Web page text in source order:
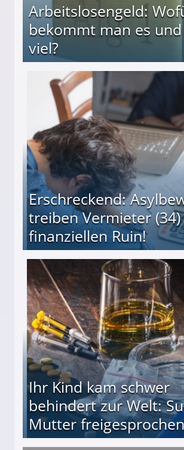
Arbeitslosengeld:
bekommt man es
viel?
und wie viel?
Erschreckend:
treiben Vermieter
finanziellen Ruin!
(34) in den finanziellen Ruin!
Ihr Kind kam schwer
behindert zur Welt:
Mutter